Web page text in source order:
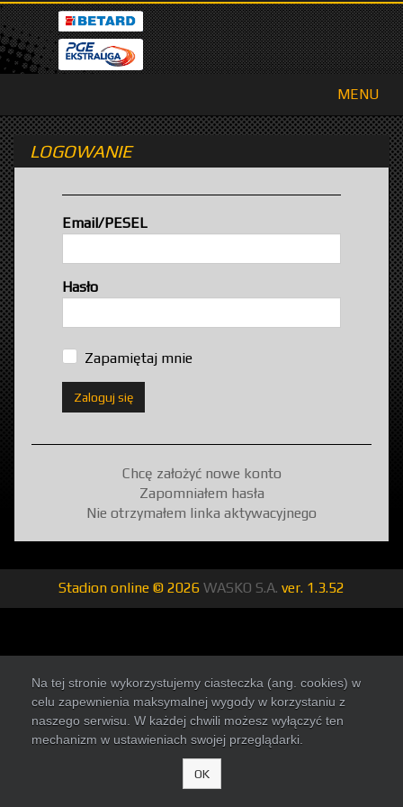
MENU
LOGOWANIE
Email/PESEL
Hasło
Zapamiętaj mnie
Chcę założyć nowe konto
Zapomniałem hasła
Nie otrzymałem linka aktywacyjnego
Stadion online © 2026 WASKO S.A. ver. 1.3.52
Na tej stronie wykorzystujemy ciasteczka (ang. cookies) w
celu zapewnienia maksymalnej wygody w korzystaniu z
naszego serwisu. W każdej chwili możesz wyłączyć ten
mechanizm w ustawieniach swojej przeglądarki.